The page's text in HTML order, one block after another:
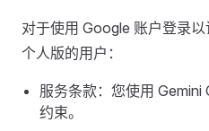
对于使用 Google 账户登录
个人版的用户：
服务条款：您使用 Gemini
约束。